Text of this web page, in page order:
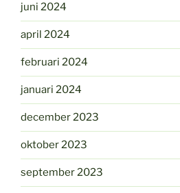
juni 2024
april 2024
februari 2024
januari 2024
december 2023
oktober 2023
september 2023